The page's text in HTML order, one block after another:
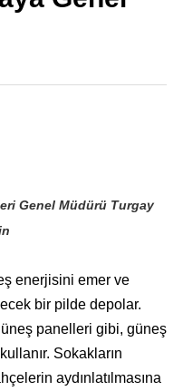
Genel Müdürü Turgay
enerjisini emer ve
bir pilde depolar.
panelleri gibi, güneş
Sokakların
aydınlatılmasına